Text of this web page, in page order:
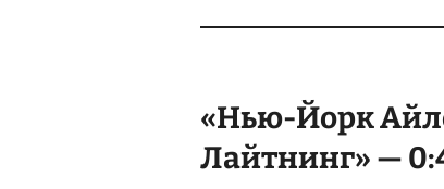
«Нью-Йорк
Лайтнинг» —